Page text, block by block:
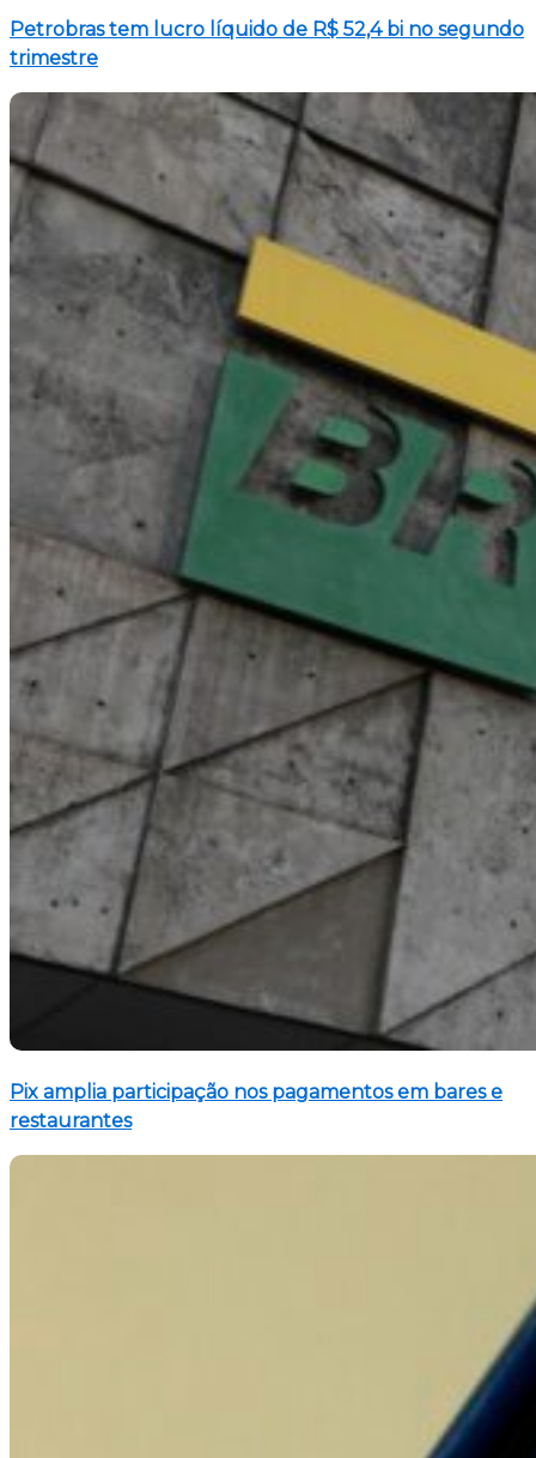
Petrobras tem lucro líquido de R$ 52,4 bi no segundo
trimestre
Pix amplia participação nos pagamentos em bares e
restaurantes